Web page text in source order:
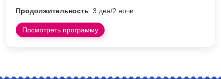
Продолжительность: 3 дня/2 ночи
Посмотреть программу